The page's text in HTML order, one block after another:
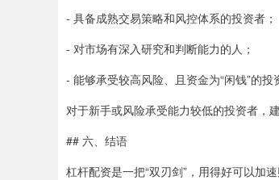
- 具备成熟交易策略和风控体系的投资者；
- 对市场有深入研究和判断能力的人；
- 能够承受较高风险、且资金为“闲钱”的投
对于新手或风险承受能力较低的投资者，
## 六、结语
杠杆配资是一把“双刃剑”，用得好可以加